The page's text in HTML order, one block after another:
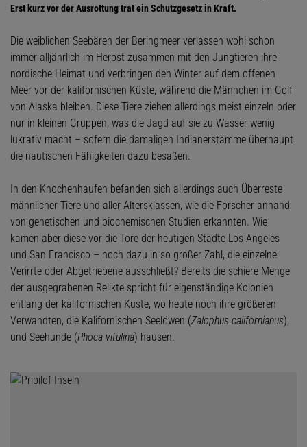
Erst kurz vor der Ausrottung trat ein Schutzgesetz in Kraft.
Die weiblichen Seebären der Beringmeer verlassen wohl schon
immer alljährlich im Herbst zusammen mit den Jungtieren ihre
nordische Heimat und verbringen den Winter auf dem offenen
Meer vor der kalifornischen Küste, während die Männchen im Golf
von Alaska bleiben. Diese Tiere ziehen allerdings meist einzeln oder
nur in kleinen Gruppen, was die Jagd auf sie zu Wasser wenig
lukrativ macht – sofern die damaligen Indianerstämme überhaupt
die nautischen Fähigkeiten dazu besaßen.
In den Knochenhaufen befanden sich allerdings auch Überreste
männlicher Tiere und aller Altersklassen, wie die Forscher anhand
von genetischen und biochemischen Studien erkannten. Wie
kamen aber diese vor die Tore der heutigen Städte Los Angeles
und San Francisco – noch dazu in so großer Zahl, die einzelne
Verirrte oder Abgetriebene ausschließt? Bereits die schiere Menge
der ausgegrabenen Relikte spricht für eigenständige Kolonien
entlang der kalifornischen Küste, wo heute noch ihre größeren
Verwandten, die Kalifornischen Seelöwen (Zalophus californianus),
und Seehunde (Phoca vitulina) hausen.